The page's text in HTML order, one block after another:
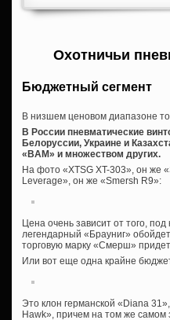
Охотничьи
Бюджетный сегмент
В низшем ценовом диапазоне
В России пневматические
Белоруссии, Украине и
«BAM» и множеством других.
На фото «XTSG XT-303», он же
Leverage», он же «Smersh R9»:
Цена очень зависит от того,
легендарный «Брауниг»
торговую марку «Смерш»
Или вот еще одна крайне
Это клон германской «Diana
Hawk», причем на том же самом